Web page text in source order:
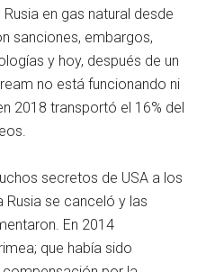
en gas natural desde
sanciones, embargos,
y hoy, después de un
no está funcionando ni
2018 transportó el 16% del
secretos de USA a los
Rusia se canceló y las
En 2014
que había sido